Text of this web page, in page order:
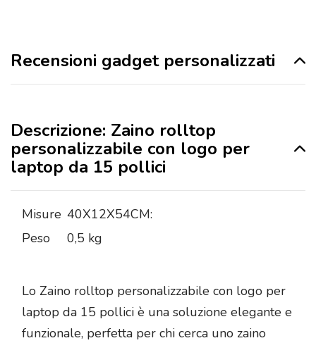
Recensioni gadget personalizzati
Descrizione: Zaino rolltop
personalizzabile con logo per
laptop da 15 pollici
Misure 40X12X54CM:
Peso
0,5 kg
Lo Zaino rolltop personalizzabile con logo per
laptop da 15 pollici è una soluzione elegante e
funzionale, perfetta per chi cerca uno zaino